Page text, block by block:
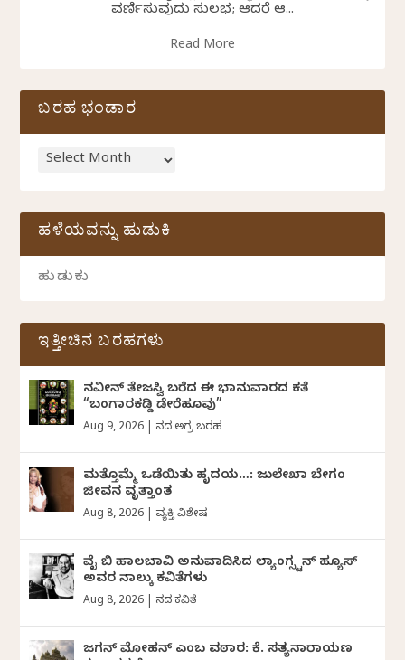
ವರ್ಣಿಸುವುದು ಸುಲಭ; ಆದರೆ ಆ...
Read More
ಬರಹ ಭಂಡಾರ
ಹಳೆಯವನ್ನು ಹುಡುಕಿ
ಇತ್ತೀಚಿನ ಬರಹಗಳು
ನವೀನ್‌ ತೇಜಸ್ವಿ ಬರೆದ ಈ ಭಾನುವಾರದ ಕತೆ
“ಬಂಗಾರಕಡ್ಡಿ ಡೇರೆಹೂವು”
Aug 9, 2026 ದಿನದ ಅಗ್ರ ಬರಹ
ಮತ್ತೊಮ್ಮೆ ಒಡೆಯಿತು ಹೃದಯ…: ಜುಲೇಖಾ ಬೇಗಂ
ಜೀವನ ವೃತ್ತಾಂತ
Aug 8, 2026 ವ್ಯಕ್ತಿ ವಿಶೇಷ
ವೈ ಬಿ ಹಾಲಬಾವಿ ಅನುವಾದಿಸಿದ ಲ್ಯಾಂಗ್ಸ್ಟನ್ ಹ್ಯೂಸ್
ಅವರ ನಾಲ್ಕು ಕವಿತೆಗಳು
Aug 8, 2026 ದಿನದ ಕವಿತೆ
ಜಗನ್‌ ಮೋಹನ್‌ ಎಂಬ ವಠಾರ: ಕೆ. ಸತ್ಯನಾರಾಯಣ